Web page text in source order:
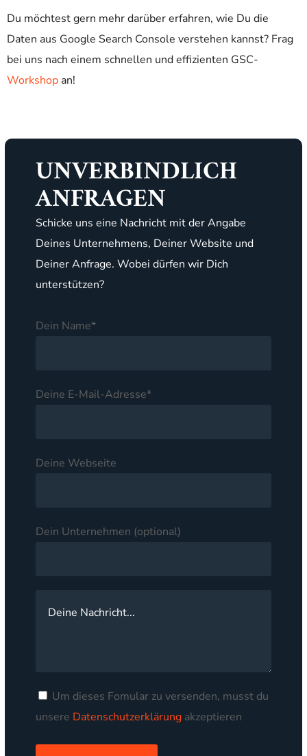
Du möchtest gern mehr darüber erfahren, wie Du die
Daten aus Google Search Console verstehen kannst? Frag
bei uns nach einem schnellen und effizienten GSC-
Workshop an!
UNVERBINDLICH
ANFRAGEN
Schicke uns eine Nachricht mit der Angabe
Deines Unternehmens, Deiner Website und
Deiner Anfrage. Wobei dürfen wir Dich
unterstützen?
Dein Name*
Deine E-Mail-Adresse*
Deine Webseite
Dein Unternehmen (optional)
Um dieses Fomular zu versenden, musst du
unsere Datenschutzerklärung akzeptieren